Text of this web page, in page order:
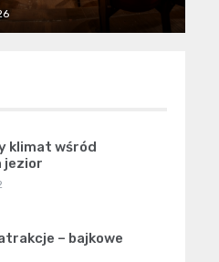
klimat wśród
jezior
– bajkowe